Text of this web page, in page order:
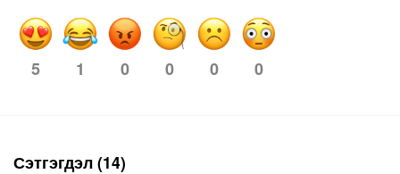
5 1 0 0 0 0
Сэтгэгдэл (14)